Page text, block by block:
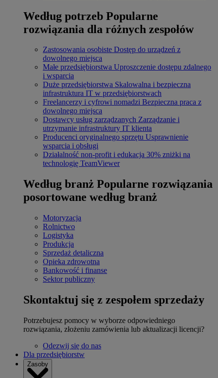
Według potrzeb Popularne
rozwiązania dla różnych zespołów
Zastosowania osobiste Dostęp do urządzeń z
dowolnego miejsca
Małe przedsiębiorstwa Uproszczenie dostępu zdalnego
i wsparcia
Duże przedsiębiorstwa Skalowalna i bezpieczna
infrastruktura IT w przedsiębiorstwach
Freelancerzy i cyfrowi nomadzi Bezpieczna praca z
dowolnego miejsca
Dostawcy usług zarządzanych Zarządzanie i
utrzymanie infrastruktury IT klienta
Producenci oryginalnego sprzętu Usprawnienie
wsparcia i obsługi
Działalność non-profit i edukacja 30% zniżki na
technologię TeamViewer
Według branż Popularne rozwiązania
posortowane według branż
Motoryzacja
Rolnictwo
Logistyka
Produkcja
Sprzedaż detaliczna
Opieka zdrowotna
Bankowość i finanse
Sektor publiczny
Skontaktuj się z zespołem sprzedaży
Potrzebujesz pomocy w wyborze odpowiedniego
rozwiązania, złożeniu zamówienia lub aktualizacji licencji?
Odezwij się do nas
Dla przedsiębiorstw
Zasoby